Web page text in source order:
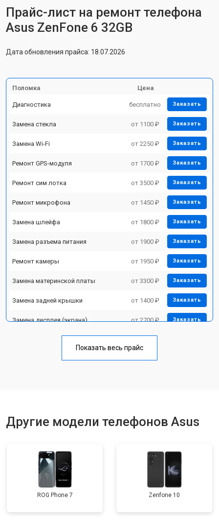
Прайс-лист на ремонт телефона
Asus ZenFone 6 32GB
Дата обновления прайса: 18.07.2026
Поломка Цена
Диагностика бесплатно Заказать
Замена стекла от 1100 ₽ Заказать
Замена Wi-Fi от 2250 ₽ Заказать
Ремонт GPS-модуля от 1700 ₽ Заказать
Ремонт сим лотка от 3500 ₽ Заказать
Ремонт микрофона от 1450 ₽ Заказать
Замена шлейфа от 1800 ₽ Заказать
Замена разъема питания от 1900 ₽ Заказать
Ремонт камеры от 1950 ₽ Заказать
Замена материнской платы от 3300 ₽ Заказать
Замена задней крышки от 1400 ₽ Заказать
Замена дисплея (экрана) от 2700 ₽ Заказать
Замена кнопки включения от 1750 ₽
Показать весь прайс
Другие модели телефонов Asus
ROG Phone 7 Zenfone 10